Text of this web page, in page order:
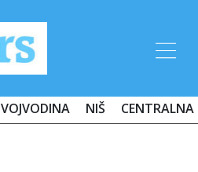
VOJVODINA NIŠ CENTRALNA